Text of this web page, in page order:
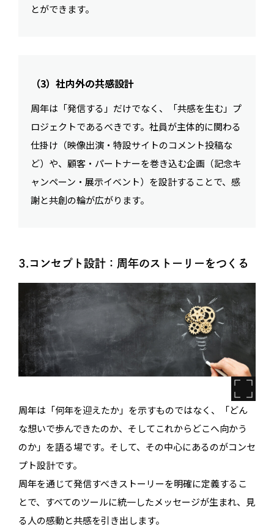
とができます。
（3）社内外の共感設計
周年は「発信する」だけでなく、「共感を生む」プ
ロジェクトであるべきです。社員が主体的に関わる
仕掛け（映像出演・特設サイトのコメント投稿な
ど）や、顧客・パートナーを巻き込む企画（記念キ
ャンペーン・展示イベント）を設計することで、感
謝と共創の輪が広がります。
3.コンセプト設計：周年のストーリーをつくる
周年は「何年を迎えたか」を示すものではなく、「どん
な想いで歩んできたのか、そしてこれからどこへ向かう
のか」を語る場です。そして、その中心にあるのがコンセ
プト設計です。
周年を通じて発信すべきストーリーを明確に定義するこ
とで、すべてのツールに統一したメッセージが生まれ、見
る人の感動と共感を引き出します。